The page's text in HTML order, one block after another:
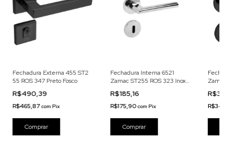
Fechadura Externa 455 ST2
55 ROS 347 Preto Fosco
R$490,39
R$465,87com Pix
Fechadura Interna 6521
Zamac ST255 ROS 323 Inox
R$185,16
R$175,90com Pix